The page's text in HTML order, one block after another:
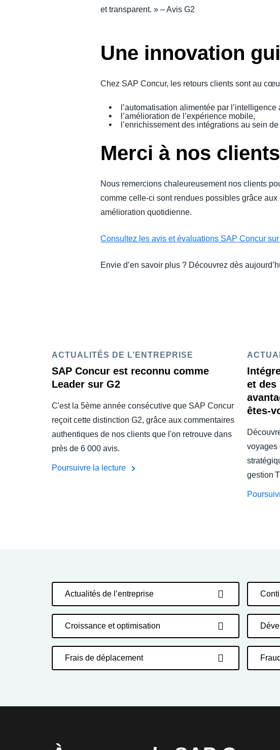
et transparent. » – Avis G2
Une innovation
Chez SAP Concur, les retours clients sont au
l’automatisation alimentée par l’intelligence
l’amélioration de l’expérience mobile,
l’enrichissement des intégrations au sein
Merci à nos clients
Nous remercions chaleureusement nos clients
comme celle-ci sont rendues possibles grâce
amélioration quotidienne.
Consultez les avis et évaluations SAP Concur sur
Envie d’en savoir plus ? Découvrez dès
ACTUALITÉS DE L’ENTREPRISE
SAP Concur est reconnu comme
Leader sur G2
C'est la 5ème année consécutive que SAP Concur
reçoit cette distinction G2, grâce aux commentaires
authentiques de nos clients que l'on retrouve dans
près de 6 000 avis.
Poursuivre la lecture
et des
êtes-
voyages
gestion
Actualités de l’entreprise
Croissance et optimisation
Frais de déplacement